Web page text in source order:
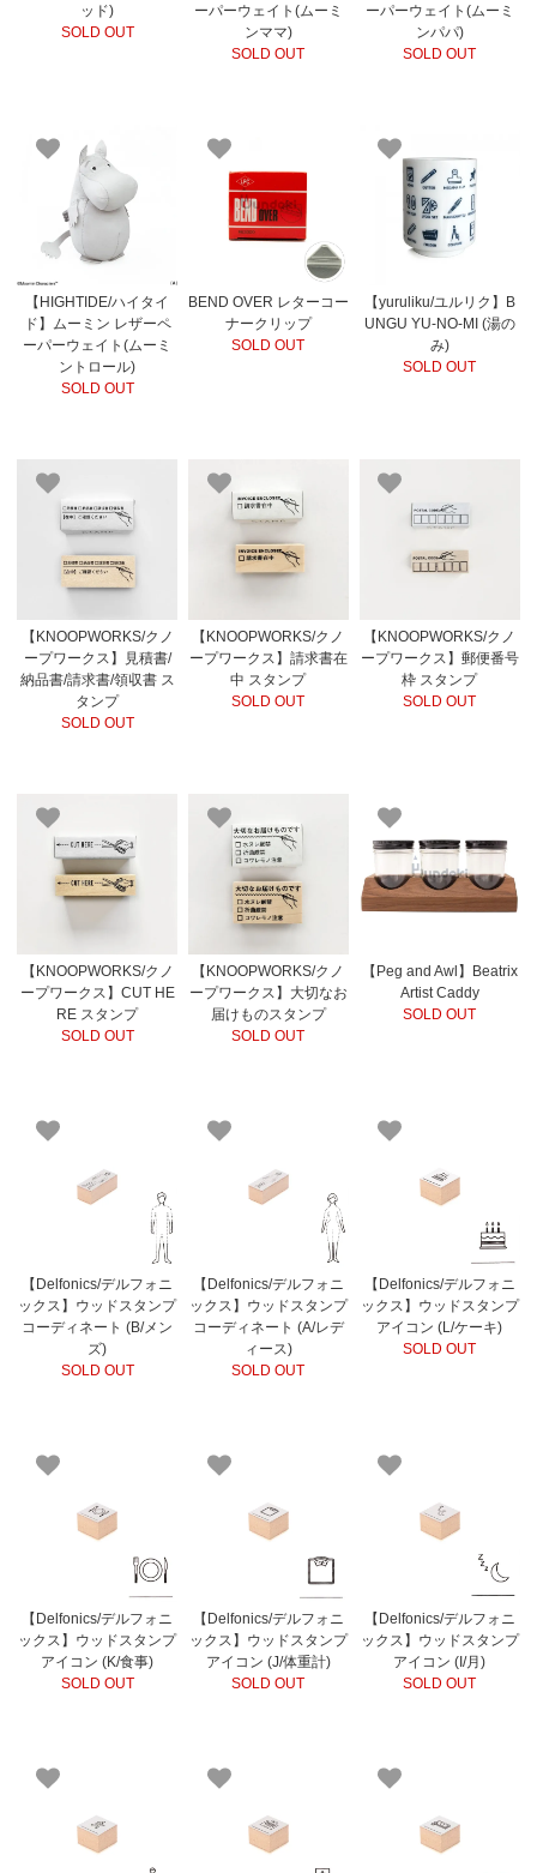
ッド)
SOLD OUT
ーパーウェイト(ムーミ
ンママ)
SOLD OUT
ーパーウェイト(ムーミ
ンパパ)
SOLD OUT
【HIGHTIDE/ハイタイ
ド】ムーミン レザーペ
ーパーウェイト(ムーミ
ントロール)
SOLD OUT
BEND OVER レターコー
ナークリップ
SOLD OUT
【yuruliku/ユルリク】B
UNGU YU-NO-MI (湯の
み)
SOLD OUT
【KNOOPWORKS/クノ
ープワークス】見積書/
納品書/請求書/領収書 ス
タンプ
SOLD OUT
【KNOOPWORKS/クノ
ープワークス】請求書在
中 スタンプ
SOLD OUT
【KNOOPWORKS/クノ
ープワークス】郵便番号
枠 スタンプ
SOLD OUT
【KNOOPWORKS/クノ
ープワークス】CUT HE
RE スタンプ
SOLD OUT
【KNOOPWORKS/クノ
ープワークス】大切なお
届けものスタンプ
SOLD OUT
【Peg and Awl】Beatrix
Artist Caddy
SOLD OUT
【Delfonics/デルフォニ
ックス】ウッドスタンプ
コーディネート (B/メン
ズ)
SOLD OUT
【Delfonics/デルフォニ
ックス】ウッドスタンプ
コーディネート (A/レデ
ィース)
SOLD OUT
【Delfonics/デルフォニ
ックス】ウッドスタンプ
アイコン (L/ケーキ)
SOLD OUT
【Delfonics/デルフォニ
ックス】ウッドスタンプ
アイコン (K/食事)
SOLD OUT
【Delfonics/デルフォニ
ックス】ウッドスタンプ
アイコン (J/体重計)
SOLD OUT
【Delfonics/デルフォニ
ックス】ウッドスタンプ
アイコン (I/月)
SOLD OUT